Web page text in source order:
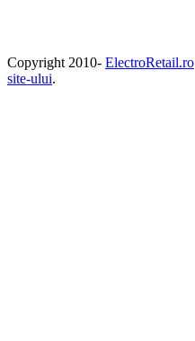
Copyright 2010- ElectroRetail.ro
site-ului.